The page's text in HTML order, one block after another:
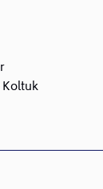
Koltuk